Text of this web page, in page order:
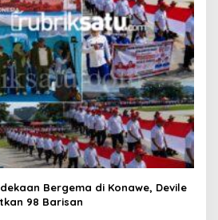
Bergema di Konawe, Devile
98 Barisan